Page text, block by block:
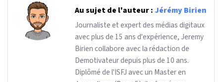
Au sujet de l'auteur : Jérémy Birien
Journaliste et expert des médias digitaux
avec plus de 15 ans d'expérience, Jeremy
Birien collabore avec la rédaction de
Demotivateur depuis plus de 10 ans.
Diplômé de l'ISFJ avec un Master en